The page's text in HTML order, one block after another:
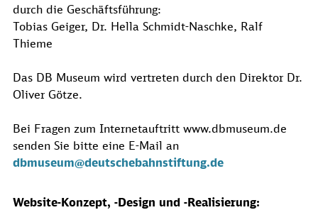
durch die Geschäftsführung:
Tobias Geiger, Dr. Hella Schmidt-Naschke, Ralf
Thieme
Das DB Museum wird vertreten durch den Direktor Dr.
Oliver Götze.
Bei Fragen zum Internetauftritt www.dbmuseum.de
senden Sie bitte eine E-Mail an
dbmuseum@deutschebahnstiftung.de
Website-Konzept, -Design und -Realisierung: